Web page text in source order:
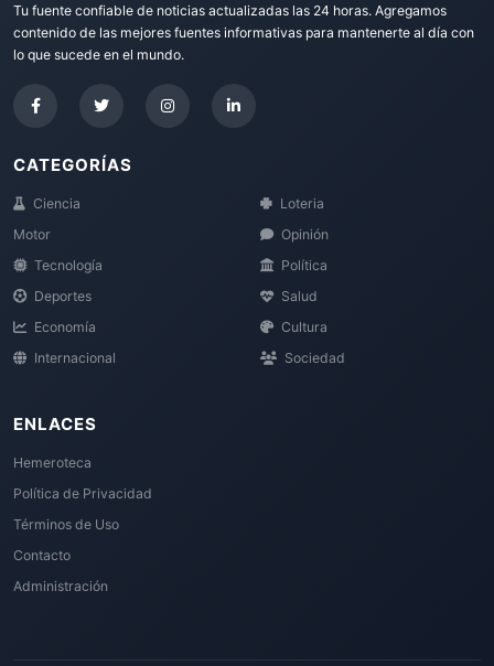
Tu fuente confiable de noticias actualizadas las 24 horas. Agregamos
contenido de las mejores fuentes informativas para mantenerte al día con
lo que sucede en el mundo.
CATEGORÍAS
Ciencia
Motor
Tecnología
Deportes
Economía
Internacional
Loteria
Opinión
Política
Salud
Cultura
Sociedad
ENLACES
Hemeroteca
Política de Privacidad
Términos de Uso
Contacto
Administración